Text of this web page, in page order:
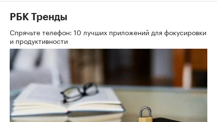
РБК Тренды
Спрячьте телефон: 10 лучших приложений для фокусировки
и продуктивности